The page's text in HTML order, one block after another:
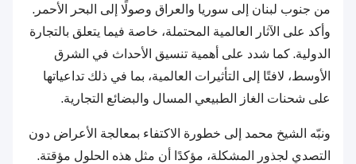
من جنوب لبنان إلى سوريا والعراق وصولًا إلى البحر الأحمر.
وأكد على الآثار العالمية المحتملة، خاصة فيما يتعلق بالتجارة
الدولية. كما شدد على أهمية تنسيق الأحداث في الشرق
الأوسط، لافتًا إلى التأثيرات العالمية، بما في ذلك تداعياتها
على شحنات الغاز الطبيعي المسال والبضائع التجارية.
ونبّه الشيخ محمد إلى خطورة الاكتفاء بمعالجة الأعراض دون
التصدي لجذور المشكلة، مؤكدًا أن مثل هذه الحلول مؤقتة.